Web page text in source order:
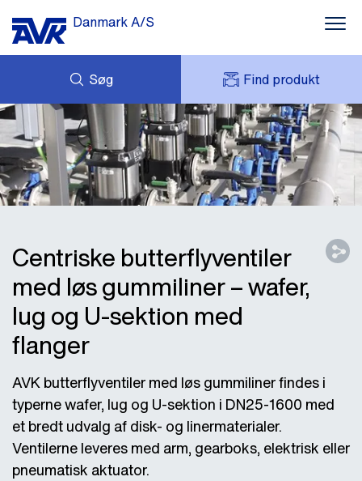
Danmark A/S
Søg Find produkt
NYHEDER
DOWNLOADS
CASES
OM OS
FORESPØRG
MIT AVK
AVK HOLDING (GROUP)
PRISLISTE
Centriske butterflyventiler
med løs gummiliner – wafer,
lug og U-sektion med
flanger
AVK butterflyventiler med løs gummiliner findes i
typerne wafer, lug og U-sektion i DN25-1600 med
et bredt udvalg af disk- og linermaterialer.
Ventilerne leveres med arm, gearboks, elektrisk eller
pneumatisk aktuator.